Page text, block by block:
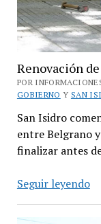
Renovación
POR
GOBIERNO Y SAN
San Isidro
entre Belgrano
finalizar antes
Seguir leyendo